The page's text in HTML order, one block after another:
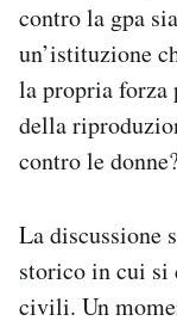
contro la gpa
un’istituzione
la propria forza
della
contro le
La discussione
storico in cui si
civili. Un